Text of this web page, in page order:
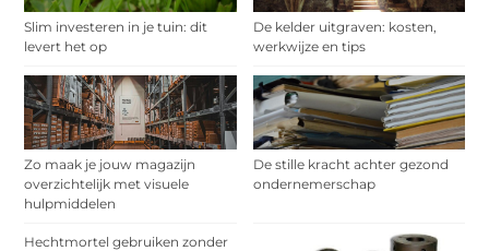
Slim investeren in je tuin: dit
levert het op
De kelder uitgraven: kosten,
werkwijze en tips
Zo maak je jouw magazijn
overzichtelijk met visuele
hulpmiddelen
De stille kracht achter gezond
ondernemerschap
Hechtmortel gebruiken zonder